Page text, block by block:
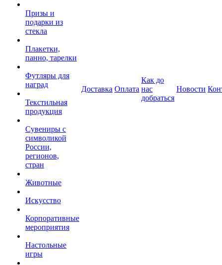
Призы и
подарки из
стекла
Плакетки,
панно, тарелки
Футляры для
наград
Текстильная
продукция
Сувениры с
символикой
России,
регионов,
стран
Животные
Искусство
Корпоративные
мероприятия
Настольные
игры
Доставка Оплата
Как до
нас
добраться
Новости